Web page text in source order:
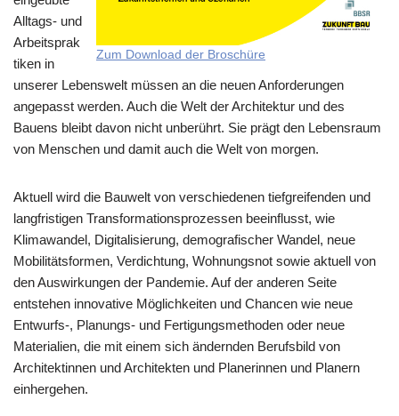
Zum Download der Broschüre
Alltags-­ und
Arbeitsprak
ti­ken in
unserer Lebenswelt müssen an die neuen Anforderungen
angepasst werden. Auch die Welt der Architek­tur und des
Bauens bleibt davon nicht unberührt. Sie prägt den Lebensraum
von Menschen und damit auch die Welt von morgen.
Aktuell wird die Bauwelt von verschiedenen tiefgreifenden und
langfristigen Transformationsprozessen beeinflusst, wie
Klimawandel, Digitalisierung, demografischer Wandel, neue
Mobilitätsformen, Verdichtung, Wohnungsnot sowie aktuell von
den Auswirkungen der Pandemie. Auf der anderen Seite
entstehen innovative Möglichkeiten und Chancen wie neue
Entwurfs-, Planungs- und Fertigungsmethoden oder neue
Materialien, die mit einem sich ändernden Berufsbild von
Architektinnen und Architekten und Planerinnen und Planern
einhergehen.